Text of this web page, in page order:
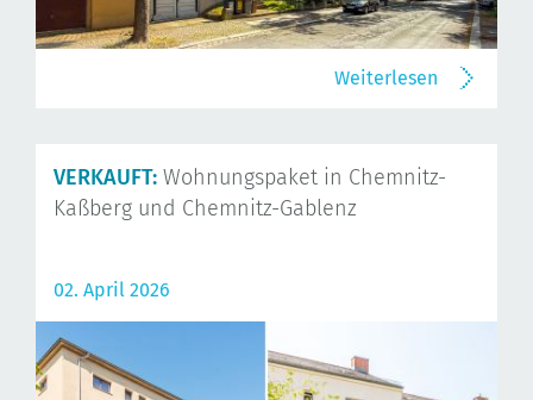
Weiterlesen
VERKAUFT: Wohnungspaket in Chemnitz-
Kaßberg und Chemnitz-Gablenz
02. April 2026